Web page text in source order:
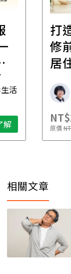
活
解
打
修
居
原價
相關文章